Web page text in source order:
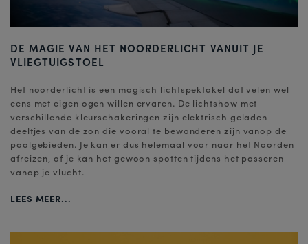
DE MAGIE VAN HET NOORDERLICHT VANUIT JE
VLIEGTUIGSTOEL
Het noorderlicht is een magisch lichtspektakel dat velen wel
eens met eigen ogen willen ervaren. De lichtshow met
verschillende kleurschakeringen zijn elektrisch geladen
deeltjes van de zon die vooral te bewonderen zijn vanop de
poolgebieden. Je kan er dus helemaal voor naar het Noorden
afreizen, of je kan het gewoon spotten tijdens het passeren
vanop je vlucht.
LEES MEER...